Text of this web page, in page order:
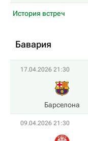
История встреч
Бавария
17.04.2026 21:30
Барселона
09.04.2026 21:30